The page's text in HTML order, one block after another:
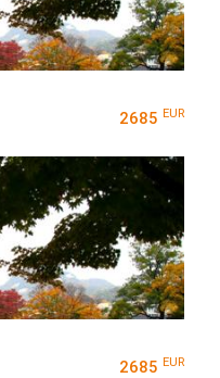
2685 EUR
2685 EUR